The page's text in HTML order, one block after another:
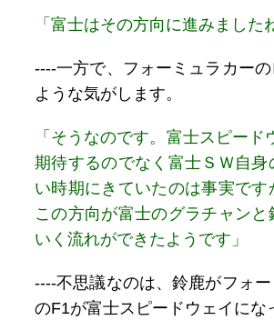
「富士はその方向に進みました
----一方で、フォーミュラカー
ような気がします。
「そうなのです。富士スピー
期待するのでなく富士ＳＷ自
い時期にきていたのは事実で
この方向が富士のグラチャン
いく流れができたようです」
----不思議なのは、鈴鹿がフォ
のF1が富士スピードウェイにな